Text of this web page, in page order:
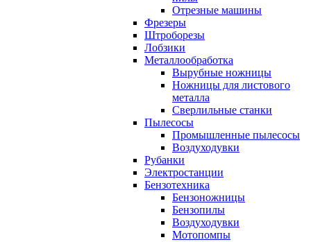
Отрезные машины
Фрезеры
Штроборезы
Лобзики
Металлообработка
Вырубные ножницы
Ножницы для листового
металла
Сверлильные станки
Пылесосы
Промышленные пылесосы
Воздуходувки
Рубанки
Электростанции
Бензотехника
Бензоножницы
Бензопилы
Воздуходувки
Мотопомпы